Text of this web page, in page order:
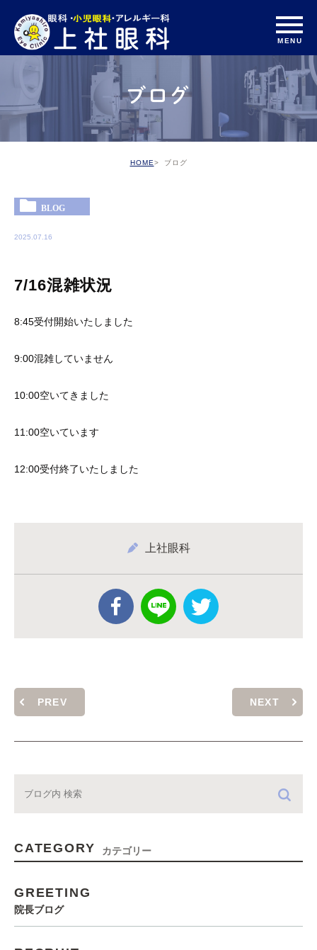
ブログ
HOME ブログ
BLOG
2025.07.16
7/16混雑状況
8:45受付開始いたしました
9:00混雑していません
10:00空いてきました
11:00空いています
12:00受付終了いたしました
上社眼科
PREV NEXT
CATEGORY カテゴリー
GREETING
院長ブログ